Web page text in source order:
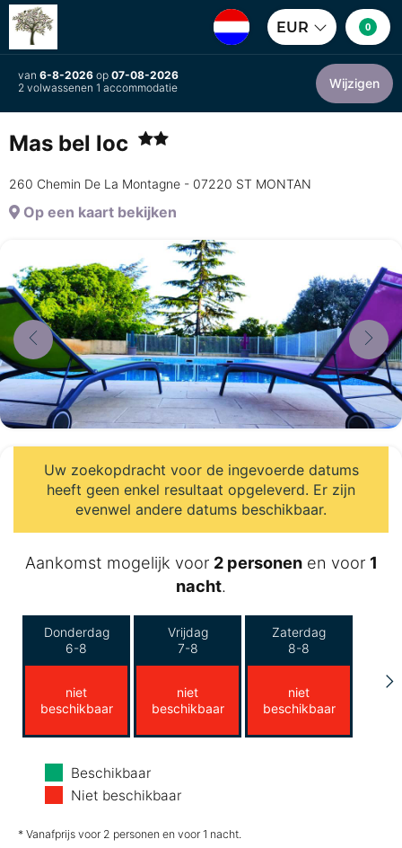
EUR 0
van 6-8-2026 op 07-08-2026
2 volwassenen 1 accommodatie
Wijzigen
Mas bel loc
260 Chemin De La Montagne - 07220 ST MONTAN
Op een kaart bekijken
Uw zoekopdracht voor de ingevoerde datums
heeft geen enkel resultaat opgeleverd. Er zijn
evenwel andere datums beschikbaar.
Aankomst mogelijk voor 2 personenen voor 1
nacht.
Donderdag
6-8
niet
beschikbaar
Vrijdag
7-8
niet
beschikbaar
Zaterdag
8-8
niet
beschikbaar
Zondag
9-8
beschikbaar
beschikbaar
Beschikbaar
Niet beschikbaar
* Vanafprijs voor 2 personen en voor 1 nacht.